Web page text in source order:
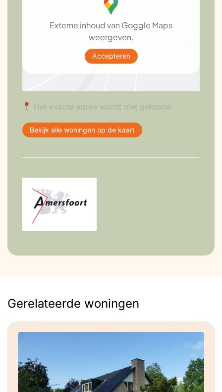
Externe inhoud van Goggle Maps
weergeven.
Accepteren
Het exacte adres wordt niet getoond.
Bekijk alle woningen op de kaart
Gerelateerde woningen